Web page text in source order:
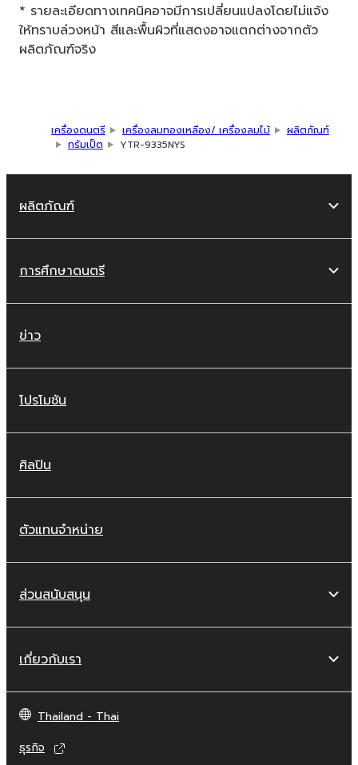
* รายละเอียดทางเทคนิคอาจมีการเปลี่ยนแปลงโดยไม่แจ้ง
ให้ทราบล่วงหน้า สีและพื้นผิวที่แสดงอาจแตกต่างจากตัว
ผลิตภัณฑ์จริง
เครื่องดนตรี เครื่องลมทองเหลือง/ เครื่องลมไม้
ผลิตภัณฑ์
ทรัมเป็ต
YTR-9335NYS
ผลิตภัณฑ์
การศึกษาดนตรี
ข่าว
โปรโมชัน
ศิลปิน
ตัวแทนจำหน่าย
ส่วนสนับสนุน
เกี่ยวกับเรา
Thailand - Thai
ธุรกิจ